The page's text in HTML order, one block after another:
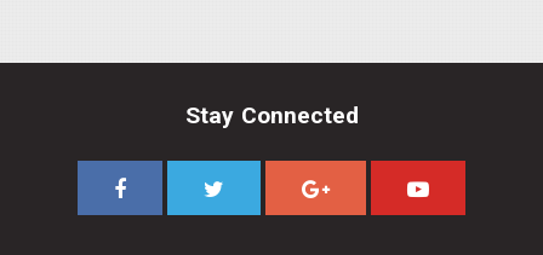
Stay Connected